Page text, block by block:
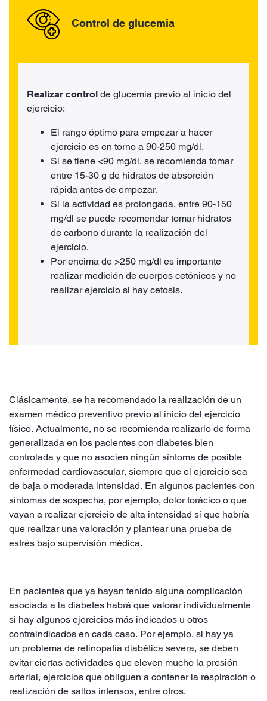
Control de glucemia
Realizar control de glucemia previo al inicio del
ejercicio:
El rango óptimo para empezar a hacer
ejercicio es en torno a 90-250 mg/dl.
Si se tiene <90 mg/dl, se recomienda tomar
entre 15-30 g de hidratos de absorción
rápida antes de empezar.
Si la actividad es prolongada, entre 90-150
mg/dl se puede recomendar tomar hidratos
de carbono durante la realización del
ejercicio.
Por encima de >250 mg/dl es importante
realizar medición de cuerpos cetónicos y no
realizar ejercicio si hay cetosis.
Clásicamente, se ha recomendado la realización de un
examen médico preventivo previo al inicio del ejercicio
físico. Actualmente, no se recomienda realizarlo de forma
generalizada en los pacientes con diabetes bien
controlada y que no asocien ningún síntoma de posible
enfermedad cardiovascular, siempre que el ejercicio sea
de baja o moderada intensidad. En algunos pacientes con
síntomas de sospecha, por ejemplo, dolor torácico o que
vayan a realizar ejercicio de alta intensidad sí que habría
que realizar una valoración y plantear una prueba de
estrés bajo supervisión médica.
En pacientes que ya hayan tenido alguna complicación
asociada a la diabetes habrá que valorar individualmente
si hay algunos ejercicios más indicados u otros
contraindicados en cada caso. Por ejemplo, si hay ya
un problema de retinopatía diabética severa, se deben
evitar ciertas actividades que eleven mucho la presión
arterial, ejercicios que obliguen a contener la respiración o
realización de saltos intensos, entre otros.